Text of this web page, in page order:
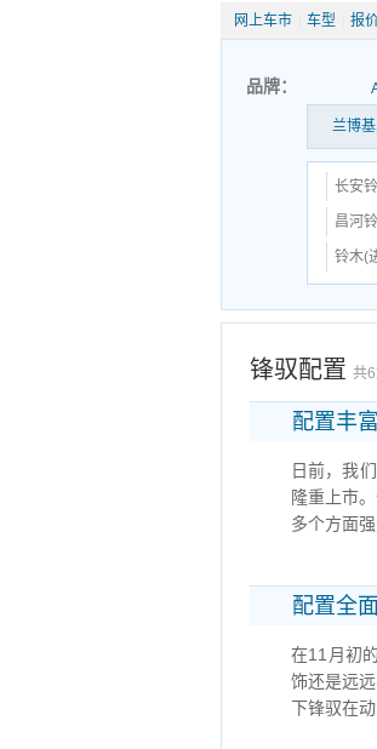
网上车市 车型 报
品牌：
兰博
长安铃
昌河铃
铃木(
锋驭配置 共
配置丰
日前，我
隆重上市
多个方面
配置全
在11月初
饰还是远
下锋驭在